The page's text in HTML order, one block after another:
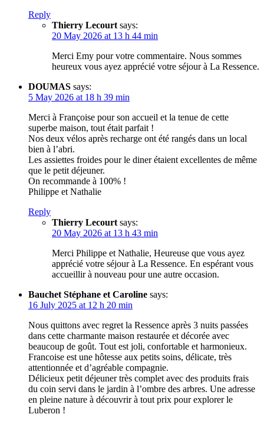
Reply
Thierry Lecourt says:
20 May 2026 at 13 h 44 min
Merci Emy pour votre commentaire. Nous sommes
heureux vous ayez apprécié votre séjour à La Ressence.
DOUMAS says:
5 May 2026 at 18 h 39 min
Merci à Françoise pour son accueil et la tenue de cette
superbe maison, tout était parfait !
Nos deux vélos après recharge ont été rangés dans un local
bien à l’abri.
Les assiettes froides pour le diner étaient excellentes de même
que le petit déjeuner.
On recommande à 100% !
Philippe et Nathalie
Reply
Thierry Lecourt says:
20 May 2026 at 13 h 43 min
Merci Philippe et Nathalie, Heureuse que vous ayez
apprécié votre séjour à La Ressence. En espérant vous
accueillir à nouveau pour une autre occasion.
Bauchet Stéphane et Caroline says:
16 July 2025 at 12 h 20 min
Nous quittons avec regret la Ressence après 3 nuits passées
dans cette charmante maison restaurée et décorée avec
beaucoup de goût. Tout est joli, confortable et harmonieux.
Francoise est une hôtesse aux petits soins, délicate, très
attentionnée et d’agréable compagnie.
Délicieux petit déjeuner très complet avec des produits frais
du coin servi dans le jardin à l’ombre des arbres. Une adresse
en pleine nature à découvrir à tout prix pour explorer le
Luberon !